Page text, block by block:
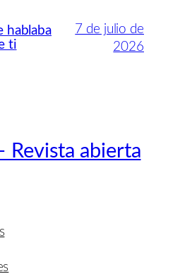
hablaba
ti
7 de julio de
2026
Revista abierta